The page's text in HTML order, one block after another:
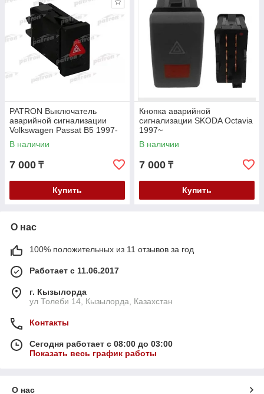
PATRON Выключатель
аварийной сигнализации
Volkswagen Passat B5 1997-
2005 Audi A6 1997-2004
В наличии
7 000 ₸
Купить
Кнопка аварийной
сигнализации SKODA Octavia
1997~
В наличии
7 000 ₸
Купить
О нас
100% положительных из 11 отзывов за год
Работает с 11.06.2017
г. Кызылорда
ул Толеби 14, Кызылорда, Казахстан
Контакты
Сегодня работает с 08:00 до 03:00
Показать весь график работы
О нас